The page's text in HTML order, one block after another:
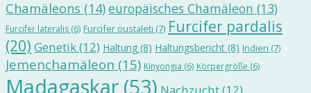
Chamäleons (14)europäisches Chamäleon (13)
Furcifer lateralis (6) Furcifer oustaleti (7) Furcifer pardalis
(20) Genetik(12) Haltung (8) Haltungsbericht (8) Indien (7)
Jemenchamäleon (15) Kinyongia (6) Körpergröße (6)
Madagaskar (53)